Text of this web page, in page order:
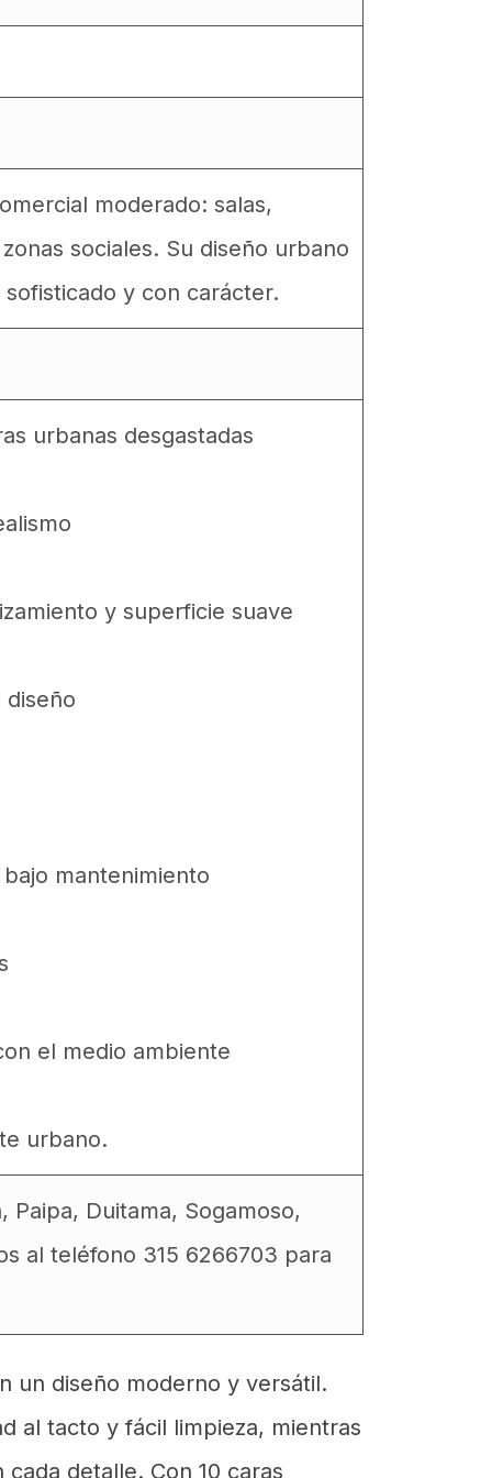
moderado: salas,
sociales. Su diseño urbano
y con carácter.
urbanas desgastadas
y superficie suave
diseño
mantenimiento
el medio ambiente
urbano.
Paipa, Duitama, Sogamoso,
al teléfono 315 6266703 para
un diseño moderno y versátil.
al tacto y fácil limpieza, mientras
detalle. Con 10 caras